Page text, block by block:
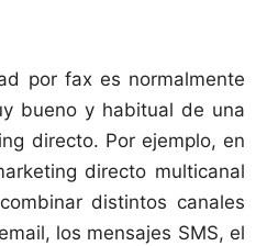
por fax es normalmente
bueno y habitual de una
directo. Por ejemplo, en
directo multicanal
distintos canales
los mensajes SMS, el